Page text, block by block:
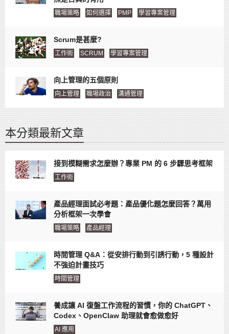
職場策略 如何選擇 PMP 學習專案管理
Scrum是甚麼?
工作術 SCRUM 學習專案管理
向上管理的五個原則
向上管理 職場政治 溝通管理
本分類最新文章
接到模糊需求怎麼辦？專業 PM 的 6 步驟思考框架
工作術
產品經理面試必考題：產品優化題怎麼回答？萬用
分析框架一次學會
職場策略 產品經理
時間管理 Q&A：從安排行動到引誘行動，5 種設計
不強迫計畫技巧
時間管理
養成讓 AI 復盤工作流程的習慣，你的 ChatGPT、
Codex、OpenClaw 助理就會愈做愈好
AI 應用